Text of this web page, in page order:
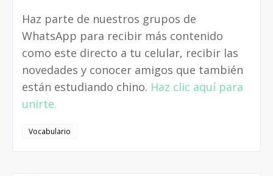
Haz parte de nuestros grupos de
WhatsApp para recibir más contenido
como este directo a tu celular, recibir las
novedades y conocer amigos que también
están estudiando chino. Haz clic aquí para
unirte.
Vocabulario